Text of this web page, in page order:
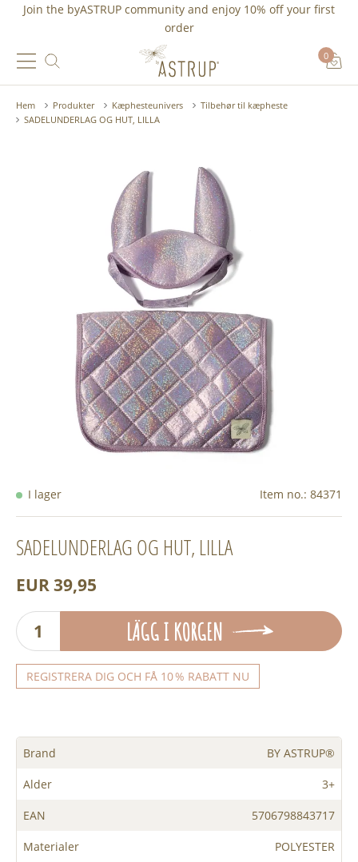
Join the byASTRUP community and enjoy 10% off your first
order
0
Hem Produkter Kæphesteunivers
Tilbehør til kæpheste
SADELUNDERLAG OG HUT, LILLA
I lager Item no.: 84371
SADELUNDERLAG OG HUT, LILLA
EUR 39,95
LÄGG I KORGEN
REGISTRERA DIG OCH FÅ 10 % RABATT NU
Brand BY ASTRUP®
Alder 3+
EAN 5706798843717
Materialer POLYESTER